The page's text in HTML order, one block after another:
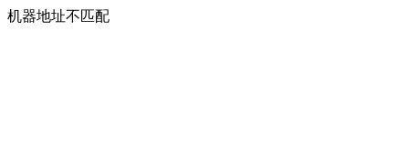
机器地址不匹配